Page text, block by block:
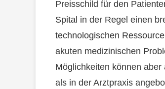
Preisschild für den
Spital in der Regel einen
technologischen
akuten medizinischen
Möglichkeiten können
als in der Arztpraxis